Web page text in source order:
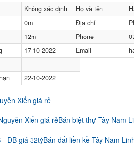
Không xác định
0m
12m
17-10-2022
22-10-2022
Họ và tên
Địa chỉ
Phone
Email
Xiển giá rẻ
Bán biệt thự Tây Nam
Bán đất liền kề Tây Nam